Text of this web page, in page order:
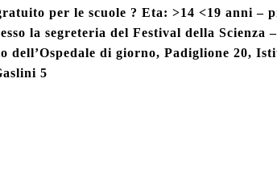
per le scuole ? Eta: >14 <19 anni –
la segreteria del Festival della Scienza –
dell’Ospedale di giorno, Padiglione 20,
5